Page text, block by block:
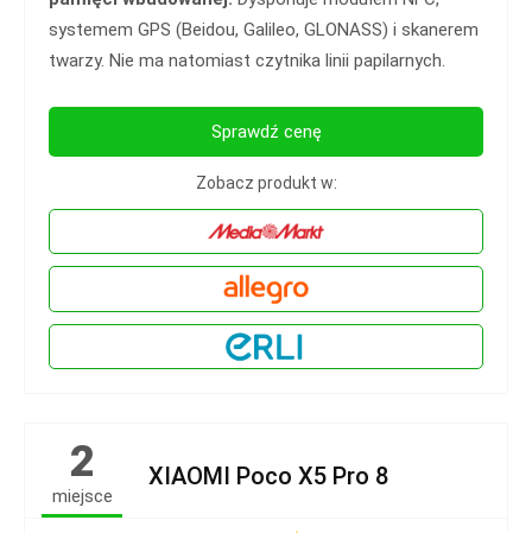
systemem GPS (Beidou, Galileo, GLONASS) i skanerem
twarzy. Nie ma natomiast czytnika linii papilarnych.
Sprawdź cenę
Zobacz produkt w:
2
miejsce
XIAOMI Poco X5 Pro 8